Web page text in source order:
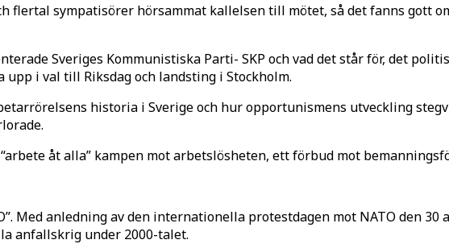
flertal sympatisörer hörsammat kallelsen till mötet, så det fanns gott
Sveriges Kommunistiska Parti- SKP och vad det står för, det
i val till Riksdag och landsting i Stockholm.
historia i Sverige och hur opportunismens utveckling
åt alla” kampen mot arbetslösheten, ett förbud mot
Med anledning av den internationella protestdagen mot NATO den
anfallskrig under 2000-talet.